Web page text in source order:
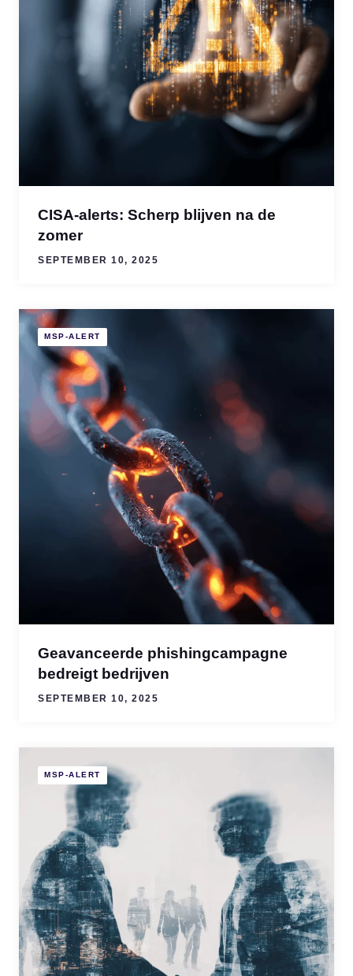
CISA-alerts: Scherp blijven na de
zomer
SEPTEMBER 10, 2025
MSP-ALERT
Geavanceerde phishingcampagne
bedreigt bedrijven
SEPTEMBER 10, 2025
MSP-ALERT